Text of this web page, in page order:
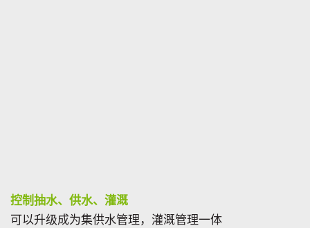
控制抽水、供水、灌溉
可以升级成为集供水管理，灌溉管理一体